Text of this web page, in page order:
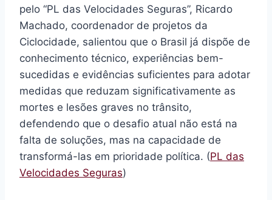
pelo “PL das Velocidades Seguras”, Ricardo
Machado, coordenador de projetos da
Ciclocidade, salientou que o Brasil já dispõe de
conhecimento técnico, experiências bem-
sucedidas e evidências suficientes para adotar
medidas que reduzam significativamente as
mortes e lesões graves no trânsito,
defendendo que o desafio atual não está na
falta de soluções, mas na capacidade de
transformá-las em prioridade política. (PL das
Velocidades Seguras)